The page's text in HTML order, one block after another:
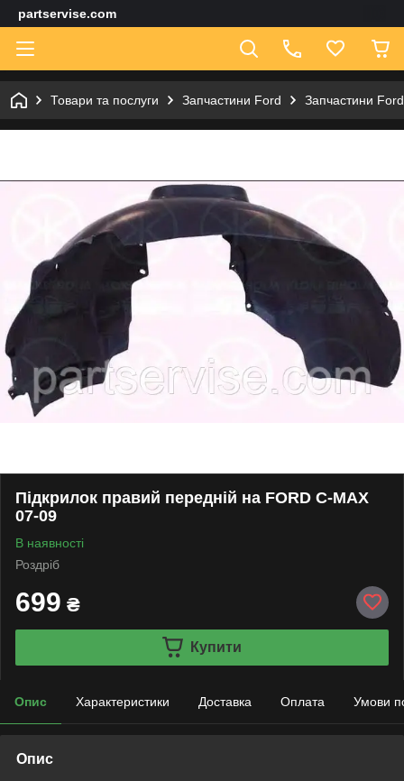
partservise.com
Товари та послуги Запчастини Ford Запчастини
Підкрилок правий передній на FORD C-MAX
07-09
В наявності
Роздріб
699 ₴
Купити
Опис Характеристики Доставка Оплата Умови
Опис